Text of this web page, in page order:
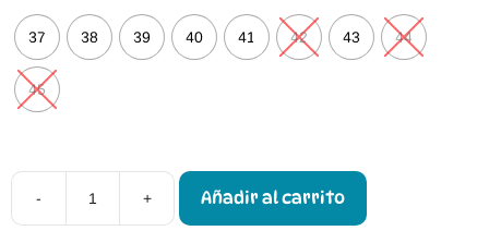
37 38 39 40 41 42 43 44
45
-
Zapatos
Respetuosos
+ Añadir al carrito